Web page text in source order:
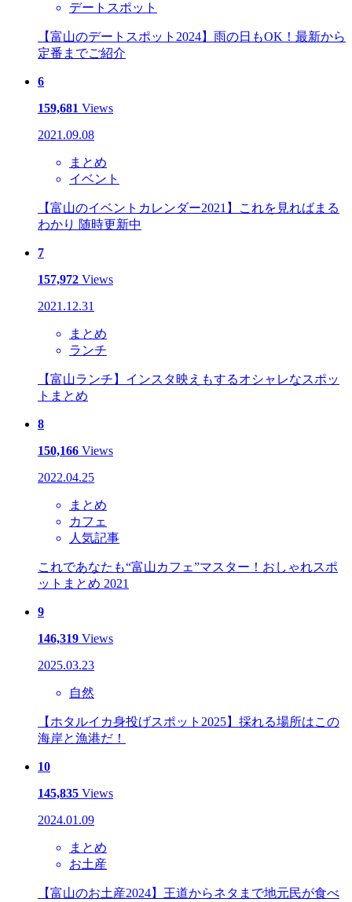
デートスポット
【富山のデートスポット2024】雨の日もOK！最新から
定番までご紹介
6
159,681 Views
2021.09.08
まとめ
イベント
【富山のイベントカレンダー2021】これを見ればまる
わかり 随時更新中
7
157,972 Views
2021.12.31
まとめ
ランチ
【富山ランチ】インスタ映えもするオシャレなスポッ
トまとめ
8
150,166 Views
2022.04.25
まとめ
カフェ
人気記事
これであなたも“富山カフェ”マスター！おしゃれスポ
ットまとめ 2021
9
146,319 Views
2025.03.23
自然
【ホタルイカ身投げスポット2025】採れる場所はこの
海岸と漁港だ！
10
145,835 Views
2024.01.09
まとめ
お土産
【富山のお土産2024】王道からネタまで地元民が食べ